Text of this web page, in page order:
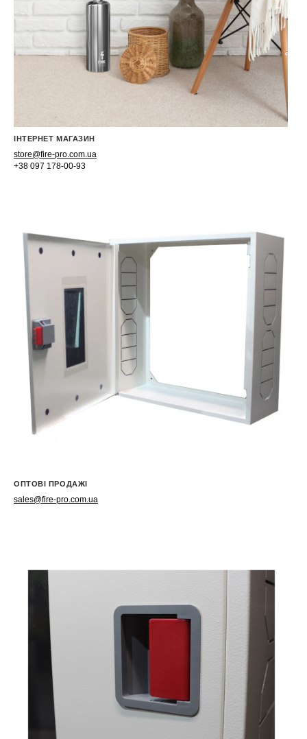
ІНТЕРНЕТ МАГАЗИН
store@fire-pro.com.ua
+38 097 178-00-93
ОПТОВІ ПРОДАЖІ
sales@fire-pro.com.ua